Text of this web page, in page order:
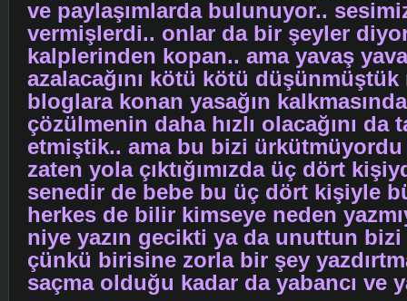
ve paylaşımlarda bulunuyor..
vermişlerdi.. onlar da bir şeyler
kalplerinden kopan.. ama yavaş
azalacağını kötü kötü düşünmüştük
bloglara konan yasağın
çözülmenin daha hızlı olacağını da
etmiştik.. ama bu bizi
zaten yola çıktığımızda üç dört
senedir de bebe bu üç dört kişiyle
herkes de bilir kimseye neden
niye yazın gecikti ya da unuttun bizi
çünkü birisine zorla bir şey
saçma olduğu kadar da yabancı ve